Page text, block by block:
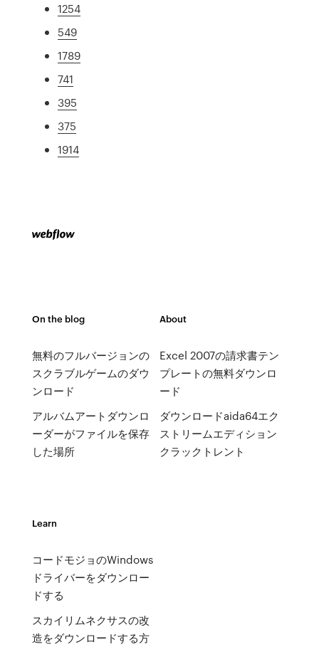
1254
549
1789
741
395
375
1914
On the blog
無料のフルバージョンの
スクラブルゲームのダウ
ンロード
アルバムアートダウンロ
ーダーがファイルを保存
した場所
About
Excel 2007の請求書テン
プレートの無料ダウンロ
ード
ダウンロードaida64エク
ストリームエディション
クラックトレント
Learn
コードモジョのWindows
ドライバーをダウンロー
ドする
スカイリムネクサスの改
造をダウンロードする方